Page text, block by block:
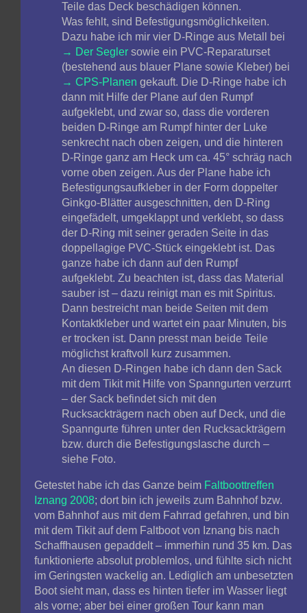
Teile das Deck beschädigen können.
Was fehlt, sind Befestigungsmöglichkeiten.
Dazu habe ich mir vier D-Ringe aus Metall bei
Der Segler sowie ein PVC-Reparaturset
(bestehend aus blauer Plane sowie Kleber) bei
CPS-Planen gekauft. Die D-Ringe habe ich
dann mit Hilfe der Plane auf den Rumpf
aufgeklebt, und zwar so, dass die vorderen
beiden D-Ringe am Rumpf hinter der Luke
senkrecht nach oben zeigen, und die hinteren
D-Ringe ganz am Heck um ca. 45° schräg nach
vorne oben zeigen. Aus der Plane habe ich
Befestigungsaufkleber in der Form doppelter
Ginkgo-Blätter ausgeschnitten, den D-Ring
eingefädelt, umgeklappt und verklebt, so dass
der D-Ring mit seiner geraden Seite in das
doppellagige PVC-Stück eingeklebt ist. Das
ganze habe ich dann auf den Rumpf
aufgeklebt. Zu beachten ist, dass das Material
sauber ist – dazu reinigt man es mit Spiritus.
Dann bestreicht man beide Seiten mit dem
Kontaktkleber und wartet ein paar Minuten, bis
er trocken ist. Dann presst man beide Teile
möglichst kraftvoll kurz zusammen.
An diesen D-Ringen habe ich dann den Sack
mit dem Tikit mit Hilfe von Spanngurten verzurrt
– der Sack befindet sich mit den
Rucksackträgern nach oben auf Deck, und die
Spanngurte führen unter den Rucksackträgern
bzw. durch die Befestigungslasche durch –
siehe Foto.
Getestet habe ich das Ganze beim Faltboottreffen
Iznang 2008; dort bin ich jeweils zum Bahnhof bzw.
vom Bahnhof aus mit dem Fahrrad gefahren, und bin
mit dem Tikit auf dem Faltboot von Iznang bis nach
Schaffhausen gepaddelt – immerhin rund 35 km. Das
funktionierte absolut problemlos, und fühlte sich nicht
im Geringsten wackelig an. Lediglich am unbesetzten
Boot sieht man, dass es hinten tiefer im Wasser liegt
als vorne; aber bei einer großen Tour kann man